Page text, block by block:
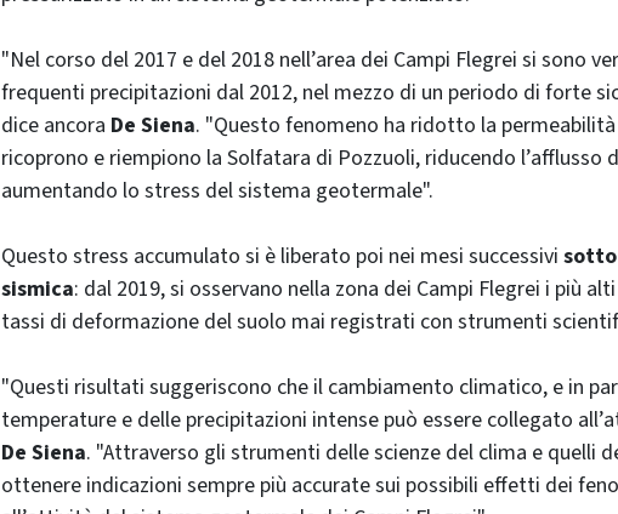
"Nel corso del 2017 e del 2018 nell’area dei Campi Flegrei si sono
frequenti precipitazioni dal 2012, nel mezzo di un periodo di forte
dice ancora De Siena. "Questo fenomeno ha ridotto la
ricoprono e riempiono la Solfatara di Pozzuoli, riducendo l’afflusso
aumentando lo stress del sistema geotermale".
Questo stress accumulato si è liberato poi nei mesi successivi
sismica: dal 2019, si osservano nella zona dei Campi Flegrei i più
tassi di deformazione del suolo mai registrati con strumenti
"Questi risultati suggeriscono che il cambiamento climatico, e in
temperature e delle precipitazioni intense può essere collegato
De Siena. "Attraverso gli strumenti delle scienze del clima e quelli
ottenere indicazioni sempre più accurate sui possibili effetti dei